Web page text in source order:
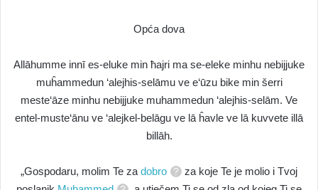
Opća dova
Allāhumme innī es-eluke min ħajri ma se-eleke minhu nebijjuke
muĥammedun ‘alejhis-selāmu ve e‘ūzu bike min šerri
meste‘āze minhu nebijjuke muhammedun ‘alejhis-selām. Ve
entel-muste‘ānu ve ‘alejkel-belāgu ve lā ĥavle ve lā kuvvete illā
billāh.
„Gospodaru, molim Te za dobro
za koje Te je molio i Tvoj